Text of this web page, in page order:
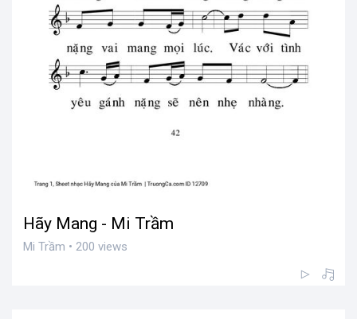
Hãy Mang - Mi Trầm
Mi Trầm • 200 views